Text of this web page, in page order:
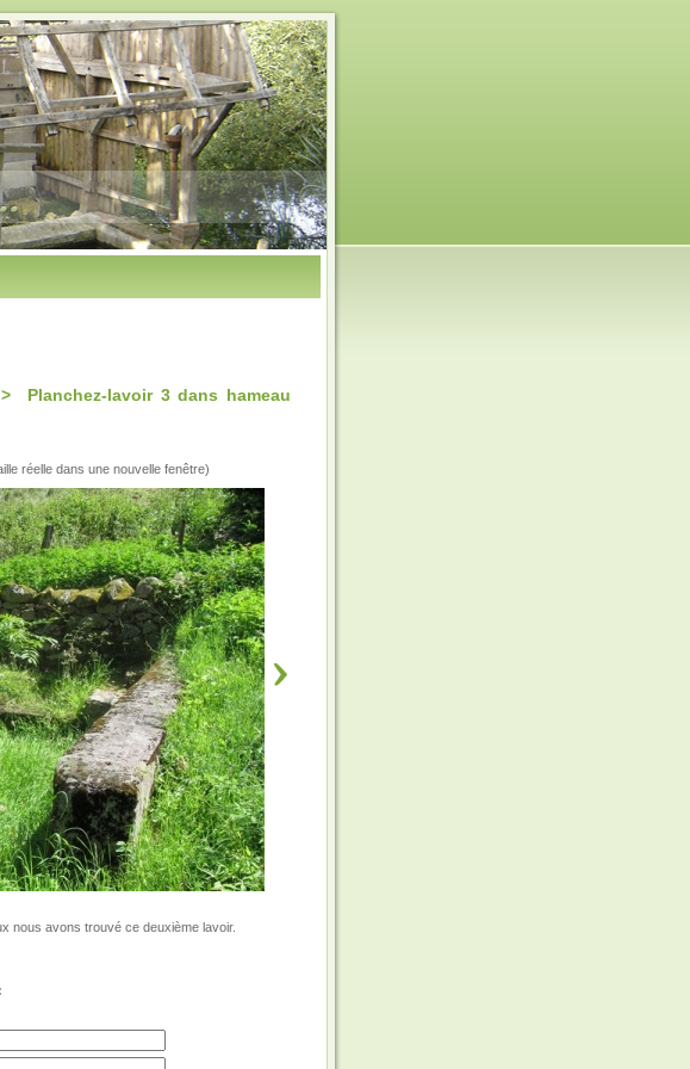
lavoir 3 dans hameau
réelle dans une nouvelle fenêtre)
nous avons trouvé ce deuxième lavoir.